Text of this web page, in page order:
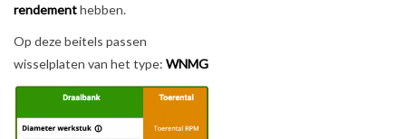
Varia |
rendementhebben.
Op deze beitels passen
wisselplaten van het type: WNMG